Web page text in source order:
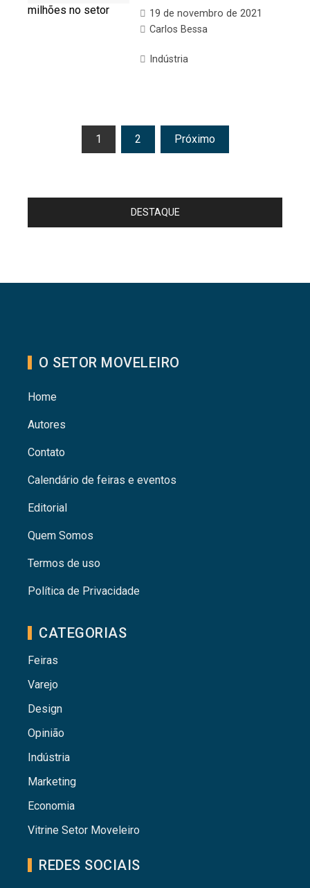
19 de novembro de 2021
Carlos Bessa
Indústria
Paginação
posts
1 2 Próximo
DESTAQUE
O SETOR MOVELEIRO
Home
Autores
Contato
Calendário de feiras e eventos
Editorial
Quem Somos
Termos de uso
Política de Privacidade
CATEGORIAS
Feiras
Varejo
Design
Opinião
Indústria
Marketing
Economia
Vitrine Setor Moveleiro
REDES SOCIAIS